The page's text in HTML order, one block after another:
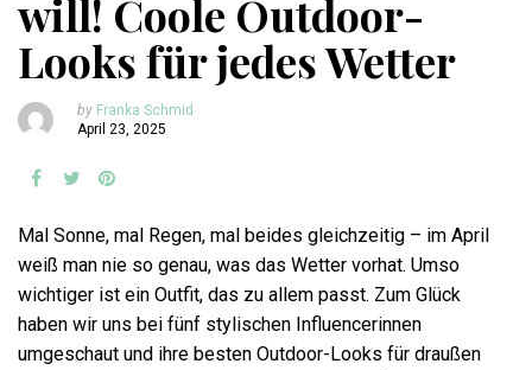
will! Coole Outdoor-
Looks für jedes Wetter
by Franka Schmid
April 23, 2025
Mal Sonne, mal Regen, mal beides gleichzeitig – im April
weiß man nie so genau, was das Wetter vorhat. Umso
wichtiger ist ein Outfit, das zu allem passt. Zum Glück
haben wir uns bei fünf stylischen Influencerinnen
umgeschaut und ihre besten Outdoor-Looks für draußen